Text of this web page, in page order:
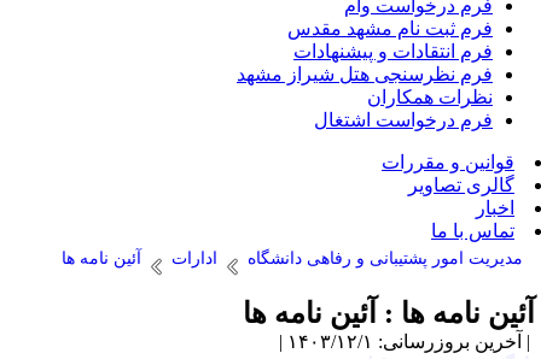
فرم درخواست وام
فرم ثبت نام مشهد مقدس
فرم انتقادات و پیشنهادات
فرم نظرسنجی هتل شیراز مشهد
نظرات همکاران
فرم درخواست اشتغال
قوانین و مقررات
گالری تصاویر
اخبار
تماس با ما
مدیریت امور پشتیبانی و رفاهی دانشگاه ادارات آئین نامه ها
نامه ها : آئین نامه ها
بروزرسانی: ۱۴۰۳/۱۲/۱ |